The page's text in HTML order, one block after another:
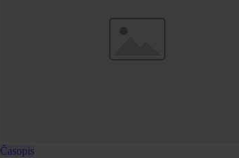
Časopis